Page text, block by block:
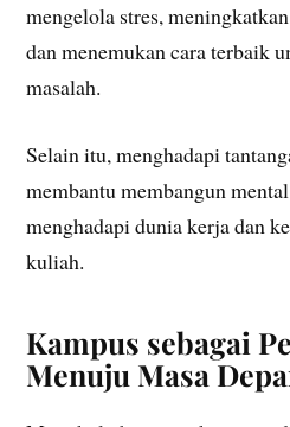
mengelola stres,
dan menemukan cara terbaik
masalah.
Selain itu, menghadapi
membantu membangun
menghadapi dunia kerja dan
kuliah.
Kampus sebagai
Menuju Masa